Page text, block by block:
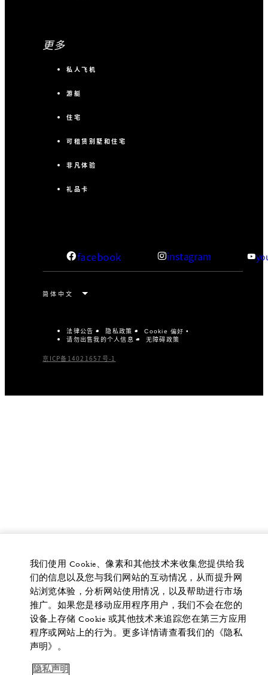
更多
私人飞机
游艇
住宅
可租赁别墅和住宅
非凡体验
礼品卡
facebook instagram
法律公告 隐私政策 Cookie 偏好
请勿出售我的个人信息 无障碍政策
京ICP备14021657号-1
我们使用 Cookie、像素和其他技术来收集您提供给我
们的信息以及您与我们网站的互动情况，从而提升网
站浏览体验，分析网站使用情况，以及帮助进行市场
推广。如果您是移动应用程序用户，我们不会在您的
设备上存储 Cookie 或其他技术来追踪您在第三方应用
程序或网站上的行为。更多详情请查看我们的《隐私
声明》。
隐私声明